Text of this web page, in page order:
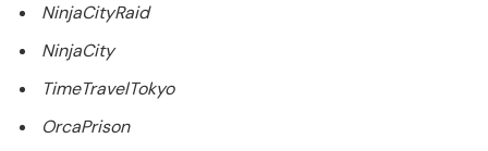
NinjaCityRaid
NinjaCity
TimeTravelTokyo
OrcaPrison